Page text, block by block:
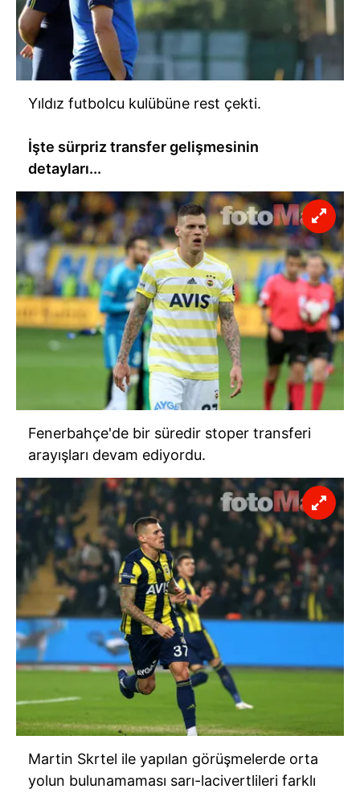
Yıldız futbolcu kulübüne rest çekti.
İşte sürpriz transfer gelişmesinin
detayları...
Fenerbahçe'de bir süredir stoper transferi
arayışları devam ediyordu.
Martin Skrtel ile yapılan görüşmelerde orta
yolun bulunamaması sarı-lacivertlileri farklı